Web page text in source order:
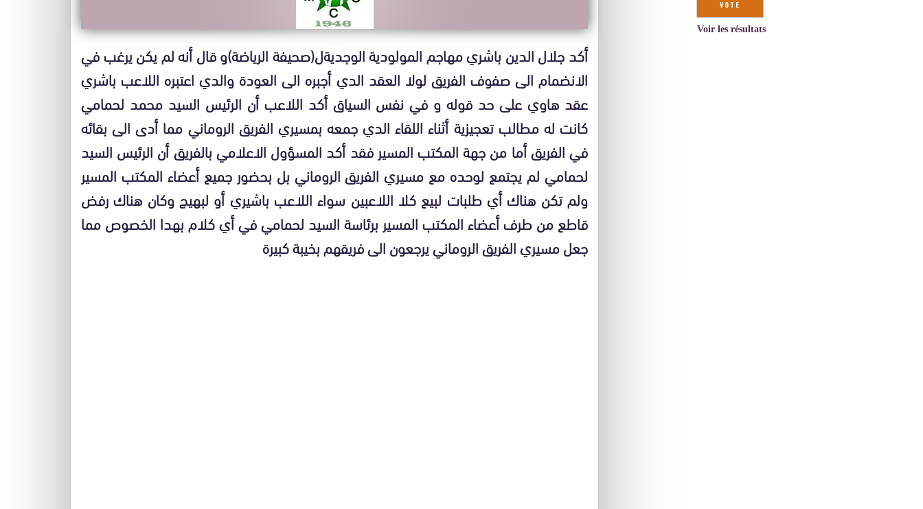
أكد جلال الدين باشري مهاجم المولودية الوجديةل(صحيفة الرياضة)و قال أنه لم يكن يرغب في
الانضمام الى صفوف الفريق لولا العقد الدي أجبره الى العودة والدي اعتبره اللاعب باشري
عقد هاوي على حد قوله و في نفس السياق أكد اللاعب أن الرئيس السيد محمد لحمامي
كانت له مطالب تعجيزية أثناء اللقاء الدي جمعه بمسيري الفريق الروماني مما أدى الى بقائه
في الفريق أما من جهة المكتب المسير فقد أكد المسؤول الاعلامي بالفريق أن الرئيس السيد
لحمامي لم يجتمع لوحده مع مسيري الفريق الروماني بل بحضور جميع أعضاء المكتب المسير
ولم تكن هناك أي طلبات لبيع كلا اللاعبين سواء اللاعب باشيري أو لبهيج وكان هناك رفض
قاطع من طرف أعضاء المكتب المسير برئاسة السيد لحمامي في أي كلام بهدا الخصوص مما
جعل مسيري الفريق الروماني يرجعون الى فريقهم بخيبة كبيرة
Voir les résultats